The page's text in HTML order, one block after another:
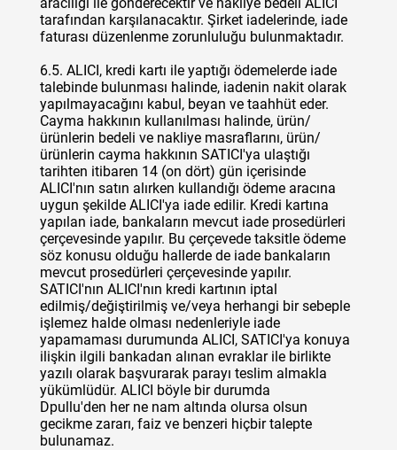
tarafından karşılanacaktır. Şirket iadelerinde, iade
faturası düzenlenme zorunluluğu bulunmaktadır.
6.5. ALICI, kredi kartı ile yaptığı ödemelerde iade
talebinde bulunması halinde, iadenin nakit olarak
yapılmayacağını kabul, beyan ve taahhüt eder.
Cayma hakkının kullanılması halinde, ürün/
ürünlerin bedeli ve nakliye masraflarını, ürün/
ürünlerin cayma hakkının SATICI'ya ulaştığı
tarihten itibaren 14 (on dört) gün içerisinde
ALICI'nın satın alırken kullandığı ödeme aracına
uygun şekilde ALICI'ya iade edilir. Kredi kartına
yapılan iade, bankaların mevcut iade prosedürleri
çerçevesinde yapılır. Bu çerçevede taksitle ödeme
söz konusu olduğu hallerde de iade bankaların
mevcut prosedürleri çerçevesinde yapılır.
SATICI'nın ALICI'nın kredi kartının iptal
edilmiş/değiştirilmiş ve/veya herhangi bir sebeple
işlemez halde olması nedenleriyle iade
yapamaması durumunda ALICI, SATICI'ya konuya
ilişkin ilgili bankadan alınan evraklar ile birlikte
yazılı olarak başvurarak parayı teslim almakla
yükümlüdür. ALICI böyle bir durumda
Dpullu'den her ne nam altında olursa olsun
gecikme zararı, faiz ve benzeri hiçbir talepte
bulunamaz.